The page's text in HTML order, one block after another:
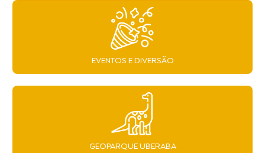
EVENTOS E DIVERSÃO
GEOPARQUE UBERABA